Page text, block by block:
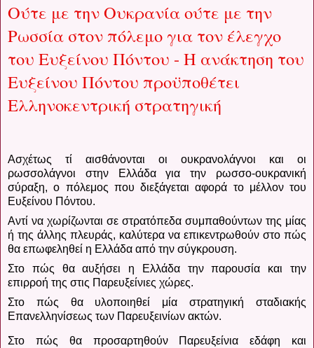
Ούτε με την Ουκρανία ούτε με την
Ρωσσία στον πόλεμο για τον έλεγχο
του Ευξείνου Πόντου - Η ανάκτηση του
Ευξείνου Πόντου προϋποθέτει
Ελληνοκεντρική στρατηγική
Ασχέτως τί αισθάνονται οι ουκρανολάγνοι και οι
ρωσσολάγνοι στην Ελλάδα για την ρωσσο-ουκρανική
σύραξη, ο πόλεμος που διεξάγεται αφορά το μέλλον του
Ευξείνου Πόντου.
Αντί να χωρίζωνται σε στρατόπεδα συμπαθούντων της μίας
ή της άλλης πλευράς, καλύτερα να επικεντρωθούν στο πώς
θα επωφεληθεί η Ελλάδα από την σύγκρουση.
Στο πώς θα αυξήσει η Ελλάδα την παρουσία και την
επιρροή της στις Παρευξείνιες χώρες.
Στο πώς θα υλοποιηθεί μία στρατηγική σταδιακής
Επανελληνίσεως των Παρευξεινίων ακτών.
Στο πώς θα προσαρτηθούν Παρευξείνια εδάφη και